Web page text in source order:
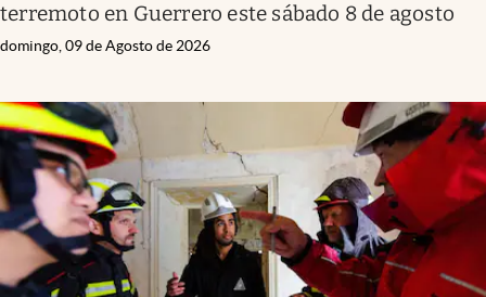
terremoto en Guerrero este sábado 8 de agosto
domingo, 09 de Agosto de 2026